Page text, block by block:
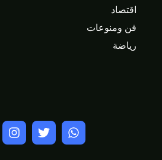
اقتصاد
فن ومنوعات
رياضة